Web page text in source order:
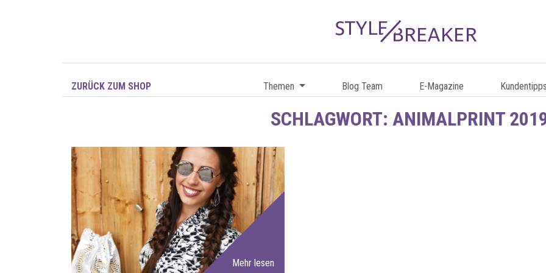
ZURÜCK ZUM SHOP Themen Blog Team E-Magazine
SCHLAGWORT: ANIMALPRINT
Mehr lesen